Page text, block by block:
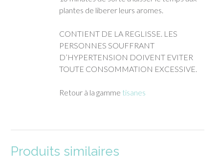
plantes de liberer leurs aromes.
CONTIENT DE LA REGLISSE. LES
PERSONNES SOUFFRANT
D’HYPERTENSION DOIVENT EVITER
TOUTE CONSOMMATION EXCESSIVE.
Retour à la gamme tisanes
Produits similaires